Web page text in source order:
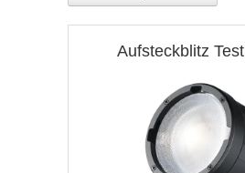
Aufsteckblitz